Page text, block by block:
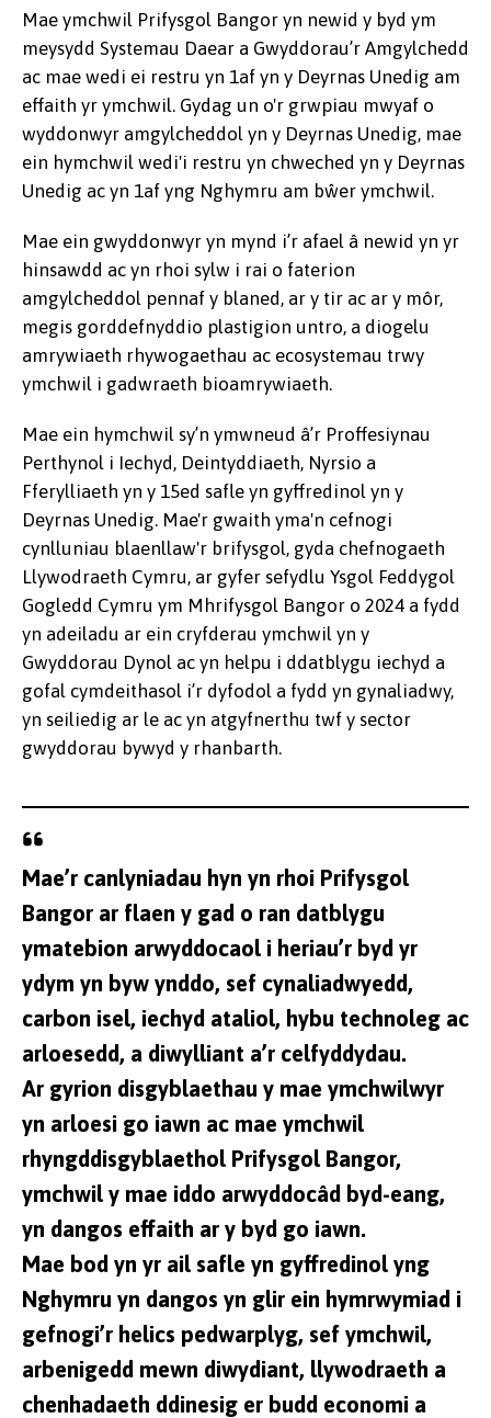
Mae ymchwil Prifysgol Bangor yn newid y byd ym
meysydd Systemau Daear a Gwyddorau’r Amgylchedd
ac mae wedi ei restru yn 1af yn y Deyrnas Unedig am
effaith yr ymchwil. Gydag un o'r grwpiau mwyaf o
wyddonwyr amgylcheddol yn y Deyrnas Unedig, mae
ein hymchwil wedi'i restru yn chweched yn y Deyrnas
Unedig ac yn 1af yng Nghymru am bŵer ymchwil.
Mae ein gwyddonwyr yn mynd i’r afael â newid yn yr
hinsawdd ac yn rhoi sylw i rai o faterion
amgylcheddol pennaf y blaned, ar y tir ac ar y môr,
megis gorddefnyddio plastigion untro, a diogelu
amrywiaeth rhywogaethau ac ecosystemau trwy
ymchwil i gadwraeth bioamrywiaeth.
Mae ein hymchwil sy’n ymwneud â’r Proffesiynau
Perthynol i Iechyd, Deintyddiaeth, Nyrsio a
Fferylliaeth yn y 15ed safle yn gyffredinol yn y
Deyrnas Unedig. Mae'r gwaith yma'n cefnogi
cynlluniau blaenllaw'r brifysgol, gyda chefnogaeth
Llywodraeth Cymru, ar gyfer sefydlu Ysgol Feddygol
Gogledd Cymru ym Mhrifysgol Bangor o 2024 a fydd
yn adeiladu ar ein cryfderau ymchwil yn y
Gwyddorau Dynol ac yn helpu i ddatblygu iechyd a
gofal cymdeithasol i’r dyfodol a fydd yn gynaliadwy,
yn seiliedig ar le ac yn atgyfnerthu twf y sector
gwyddorau bywyd y rhanbarth.
Mae’r canlyniadau hyn yn rhoi Prifysgol
Bangor ar flaen y gad o ran datblygu
ymatebion arwyddocaol i heriau’r byd yr
ydym yn byw ynddo, sef cynaliadwyedd,
carbon isel, iechyd ataliol, hybu technoleg ac
arloesedd, a diwylliant a’r celfyddydau.
Ar gyrion disgyblaethau y mae ymchwilwyr
yn arloesi go iawn ac mae ymchwil
rhyngddisgyblaethol Prifysgol Bangor,
ymchwil y mae iddo arwyddocâd byd-eang,
yn dangos effaith ar y byd go iawn.
Mae bod yn yr ail safle yn gyffredinol yng
Nghymru yn dangos yn glir ein hymrwymiad i
gefnogi’r helics pedwarplyg, sef ymchwil,
arbenigedd mewn diwydiant, llywodraeth a
chenhadaeth ddinesig er budd economi a